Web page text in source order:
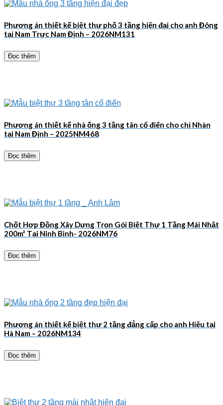
Phương án thiết kế biệt thự phố 3 tầng hiện đại cho anh Đông
tại Nam Trực Nam Định – 2026NM131
Đọc thêm
Phương án thiết kế nhà ống 3 tầng tân cổ điển cho chị Nhàn
tại Nam Định – 2025NM468
Đọc thêm
Chốt Hợp Đồng Xây Dựng Trọn Gói Biệt Thự 1 Tầng Mái Nhật
200m² Tại Ninh Bình- 2026NM76
Đọc thêm
Phương án thiết kế biệt thự 2 tầng đẳng cấp cho anh Hiệu tại
Hà Nam – 2026NM134
Đọc thêm